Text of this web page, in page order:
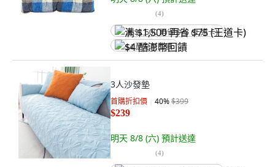
(4)
满 $1,500 再省 $75 (王道卡)
$4 酷澎幣回饋
3人沙發墊
首購折扣價 40%$399
$239
明天 8/8 (六) 預計送達
(4)